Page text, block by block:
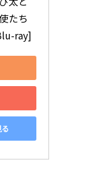
たち
ray]